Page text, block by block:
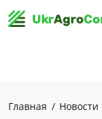
Главная Новости